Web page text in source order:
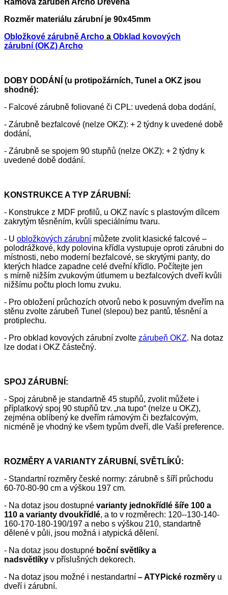
Rámová zárubeň Archo Dřevěná
Rozměr materiálu zárubní je 90x45mm
Obložkové zárubně Archo a Obklad kovových
zárubní (OKZ) Archo
DOBY DODÁNÍ (u protipožárních, Tunel a OKZ jsou
shodné):
- Falcové zárubně foliované či CPL: uvedená doba dodání,
- Zárubně bezfalcové (nelze OKZ): + 2 týdny k uvedené době
dodání,
- Zárubně se spojem 90 stupňů (nelze OKZ): + 2 týdny k
uvedené době dodání.
KONSTRUKCE A TYP ZÁRUBNÍ:
- Konstrukce z MDF profilů, u OKZ navíc s plastovým dílcem
zakrytým těsněním, kvůli speciálnímu tvaru.
- U obložkových zárubní můžete zvolit klasické falcové –
polodrážkové, kdy polovina křídla vystupuje oproti zárubni do
místnosti, nebo moderní bezfalcové, se skrytými panty, do
kterých hladce zapadne celé dveřní křídlo. Počítejte jen
s mírně nižším zvukovým útlumem u bezfalcových dveří kvůli
nižšímu počtu ploch lomu zvuku.
- Pro obložení průchozích otvorů nebo k posuvným dveřím na
stěnu zvolte zárubeň Tunel (slepou) bez pantů, těsnění a
protiplechu.
- Pro obklad kovových zárubní zvolte zárubeň OKZ. Na dotaz
lze dodat i OKZ částečný.
SPOJ ZÁRUBNÍ:
- Spoj zárubně je standartně 45 stupňů, zvolit můžete i
příplatkový spoj 90 stupňů tzv. „na tupo“ (nelze u OKZ),
zejména oblíbený ke dveřím rámovým či bezfalcovým,
nicméně je vhodný ke všem typům dveří, dle Vaší preference.
ROZMĚRY A VARIANTY ZÁRUBNÍ, SVĚTLÍKŮ:
- Standartní rozměry české normy: zárubně s šíří průchodu
60-70-80-90 cm a výškou 197 cm.
- Na dotaz jsou dostupné varianty jednokřídlé šíře 100 a
110 a varianty dvoukřídlé, a to v rozměrech: 120--130-140-
160-170-180-190/197 a nebo s výškou 210, standartně
dělené v půli, jsou možná i atypická dělení.
- Na dotaz jsou dostupné boční světlíky a
nadsvětlíky v příslušných dekorech.
- Na dotaz jsou možné i nestandartní – ATYPické rozměry u
dveří i zárubní.